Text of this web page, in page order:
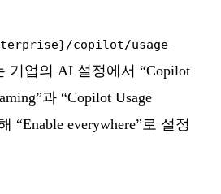
copilot/usage-
기업의 AI 설정에서 “Copilot
과 “Copilot Usage
“Enable everywhere”로 설정